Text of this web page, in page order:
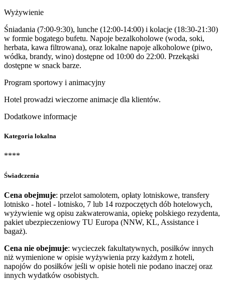
Wyżywienie
Śniadania (7:00-9:30), lunche (12:00-14:00) i kolacje (18:30-21:30)
w formie bogatego bufetu. Napoje bezalkoholowe (woda, soki,
herbata, kawa filtrowana), oraz lokalne napoje alkoholowe (piwo,
wódka, brandy, wino) dostępne od 10:00 do 22:00. Przekąski
dostępne w snack barze.
Program sportowy i animacyjny
Hotel prowadzi wieczorne animacje dla klientów.
Dodatkowe informacje
Kategoria lokalna
****
Świadczenia
Cena obejmuje: przelot samolotem, opłaty lotniskowe, transfery
lotnisko - hotel - lotnisko, 7 lub 14 rozpoczętych dób hotelowych,
wyżywienie wg opisu zakwaterowania, opiekę polskiego rezydenta,
pakiet ubezpieczeniowy TU Europa (NNW, KL, Assistance i
bagaż).
Cena nie obejmuje: wycieczek fakultatywnych, posiłków innych
niż wymienione w opisie wyżywienia przy każdym z hoteli,
napojów do posiłków jeśli w opisie hoteli nie podano inaczej oraz
innych wydatków osobistych.